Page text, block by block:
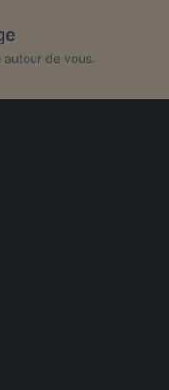
de vous.